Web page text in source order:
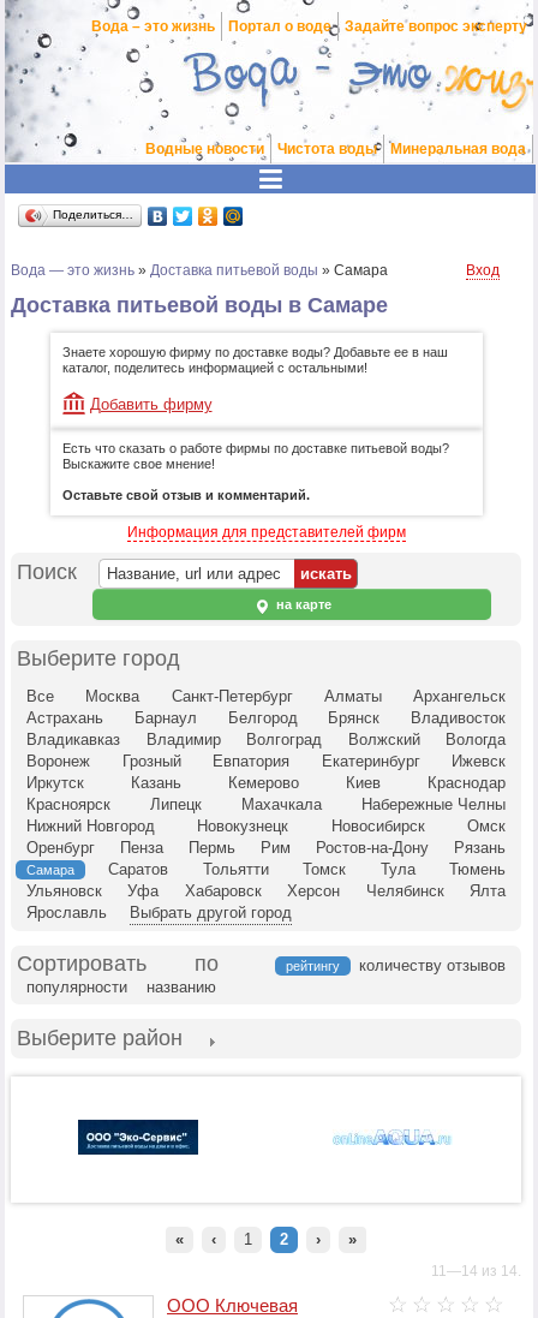
Вода – это жизнь Портал о воде Задайте вопрос эксперту
Водные новости Чистота воды Минеральная вода
Поделиться…
Вода — это жизнь » Доставка питьевой воды » Самара Вход
Доставка питьевой воды в Самаре
Знаете хорошую фирму по доставке воды? Добавьте ее в наш
каталог, поделитесь информацией с остальными!
Добавить фирму
Есть что сказать о работе фирмы по доставке питьевой воды?
Выскажите свое мнение!
Оставьте свой отзыв и комментарий.
Информация для представителей фирм
Поиск
на карте
Выберите город
Все Москва Санкт-Петербург Алматы
Архангельск
Астрахань
Барнаул Белгород Брянск
Владивосток
Владикавказ
Владимир Волгоград Волжский
Вологда
Воронеж
Грозный Евпатория Екатеринбург
Ижевск
Иркутск
Казань Кемерово Киев
Краснодар
Красноярск
Липецк Махачкала
Набережные Челны
Нижний Новгород
Новокузнецк Новосибирск
Омск
Оренбург
Пенза Пермь Рим Ростов-на-Дону Рязань
Самара Саратов Тольятти Томск Тула
Тюмень
Ульяновск
Уфа Хабаровск Херсон Челябинск
Ялта
Ярославль
Выбрать другой город
Сортировать по рейтингу
количеству отзывов
популярности
названию
Выберите район
« ‹ 1 2 › »
11—14 из 14.
ООО Ключевая